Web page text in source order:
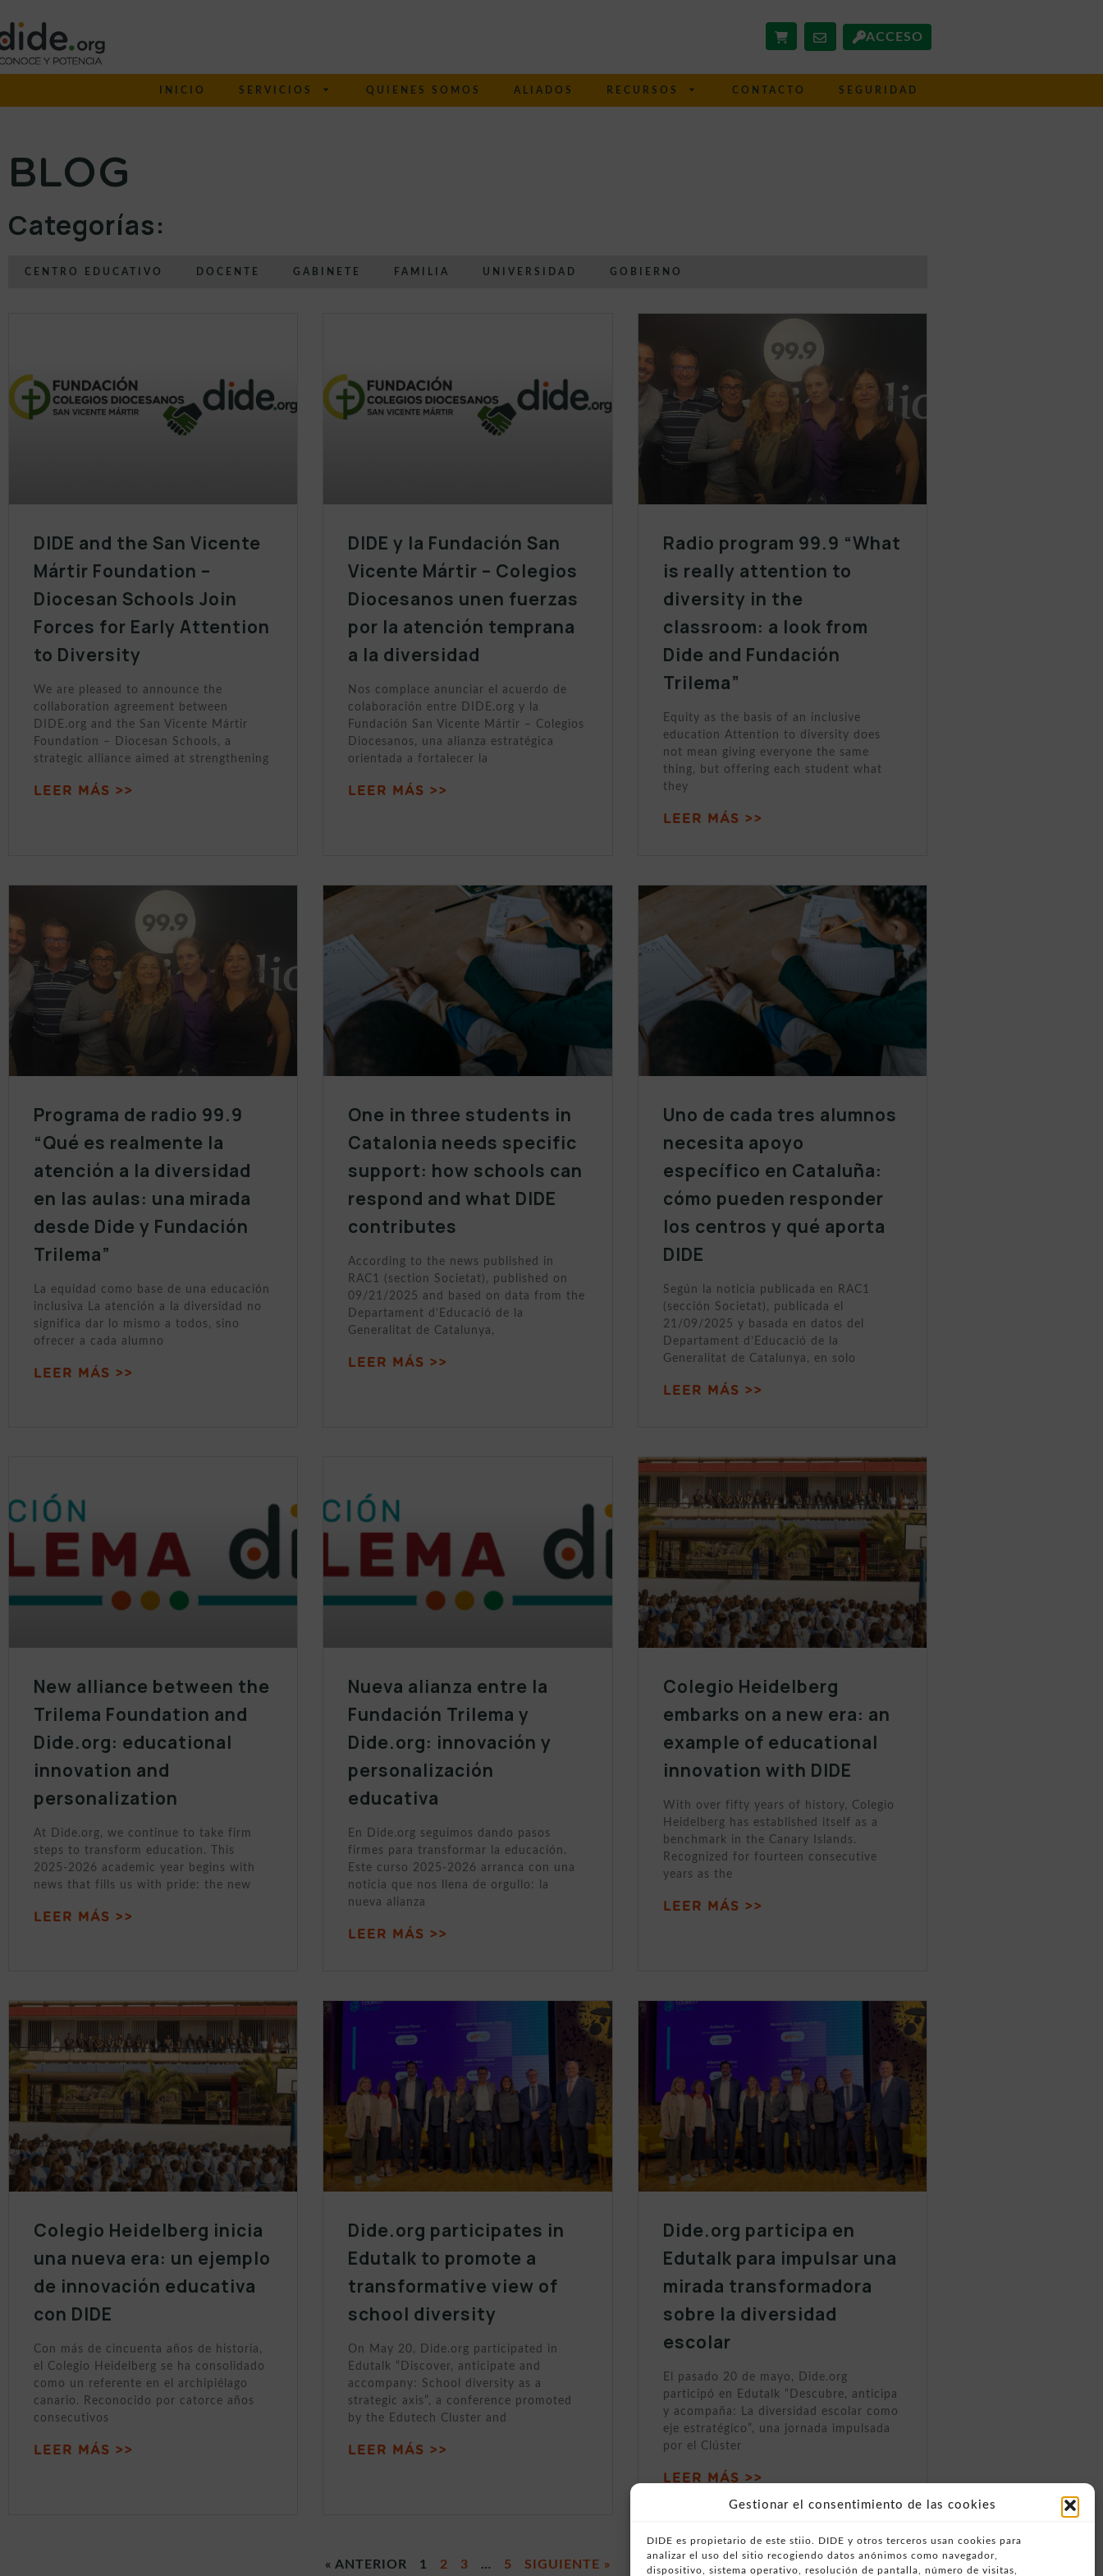
Gestionar el consentimiento de las cookies
DIDE es propietario de este stiio. DIDE y otros terceros usan cookies para
analizar el uso del sitio recogiendo datos anónimos como navegador,
dispositivo, sistema operativo, resolución de pantalla, número de visitas,
ACCESO
INICIO SERVICIOS QUIENES SOMOS ALIADOS RECURSOS CONTACTO SEGURIDAD
BLOG
Categorías:
CENTRO EDUCATIVO DOCENTE GABINETE FAMILIA UNIVERSIDAD GOBIERNO
DIDE and the San Vicente
Mártir Foundation –
Diocesan Schools Join
Forces for Early Attention
to Diversity
We are pleased to announce the
collaboration agreement between
DIDE.org and the San Vicente Mártir
Foundation – Diocesan Schools, a
strategic alliance aimed at strengthening
LEER MÁS >>
DIDE y la Fundación San
Vicente Mártir – Colegios
Diocesanos unen fuerzas
por la atención temprana
a la diversidad
Nos complace anunciar el acuerdo de
colaboración entre DIDE.org y la
Fundación San Vicente Mártir – Colegios
Diocesanos, una alianza estratégica
orientada a fortalecer la
LEER MÁS >>
Radio program 99.9 “What
is really attention to
diversity in the
classroom: a look from
Dide and Fundación
Trilema”
Equity as the basis of an inclusive
education Attention to diversity does
not mean giving everyone the same
thing, but offering each student what
they
LEER MÁS >>
Programa de radio 99.9
“Qué es realmente la
atención a la diversidad
en las aulas: una mirada
desde Dide y Fundación
Trilema”
La equidad como base de una educación
inclusiva La atención a la diversidad no
significa dar lo mismo a todos, sino
ofrecer a cada alumno
LEER MÁS >>
One in three students in
Catalonia needs specific
support: how schools can
respond and what DIDE
contributes
According to the news published in
RAC1 (section Societat), published on
09/21/2025 and based on data from the
Departament d’Educació de la
Generalitat de Catalunya,
LEER MÁS >>
Uno de cada tres alumnos
necesita apoyo
específico en Cataluña:
cómo pueden responder
los centros y qué aporta
DIDE
Según la noticia publicada en RAC1
(sección Societat), publicada el
21/09/2025 y basada en datos del
Departament d’Educació de la
Generalitat de Catalunya, en solo
LEER MÁS >>
New alliance between the
Trilema Foundation and
Dide.org: educational
innovation and
personalization
At Dide.org, we continue to take firm
steps to transform education. This
2025-2026 academic year begins with
news that fills us with pride: the new
LEER MÁS >>
Nueva alianza entre la
Fundación Trilema y
Dide.org: innovación y
personalización
educativa
En Dide.org seguimos dando pasos
firmes para transformar la educación.
Este curso 2025-2026 arranca con una
noticia que nos llena de orgullo: la
nueva alianza
LEER MÁS >>
Colegio Heidelberg
embarks on a new era: an
example of educational
innovation with DIDE
With over fifty years of history, Colegio
Heidelberg has established itself as a
benchmark in the Canary Islands.
Recognized for fourteen consecutive
years as the
LEER MÁS >>
Colegio Heidelberg inicia
una nueva era: un ejemplo
de innovación educativa
con DIDE
Con más de cincuenta años de historia,
el Colegio Heidelberg se ha consolidado
como un referente en el archipiélago
canario. Reconocido por catorce años
consecutivos
LEER MÁS >>
Dide.org participates in
Edutalk to promote a
transformative view of
school diversity
On May 20, Dide.org participated in
Edutalk “Discover, anticipate and
accompany: School diversity as a
strategic axis”, a conference promoted
by the Edutech Cluster and
LEER MÁS >>
Dide.org participa en
Edutalk para impulsar una
mirada transformadora
sobre la diversidad
escolar
El pasado 20 de mayo, Dide.org
participó en Edutalk “Descubre, anticipa
y acompaña: La diversidad escolar como
eje estratégico”, una jornada impulsada
por el Clúster
LEER MÁS >>
« ANTERIOR 1 2 3 … 5 SIGUIENTE »